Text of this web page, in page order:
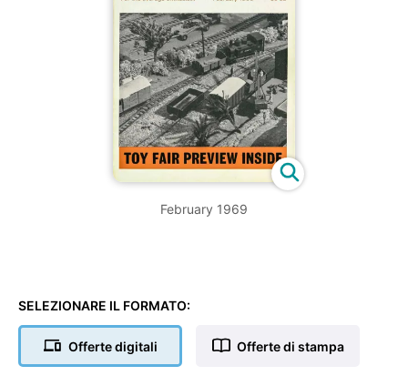
February 1969
SELEZIONARE IL FORMATO:
Offerte digitali Offerte di stampa